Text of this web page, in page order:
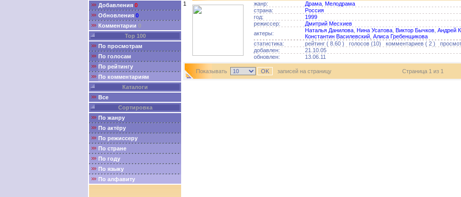
Добавления 0
Обновления 0
Комментарии 0
Top 100
По просмотрам
По голосам
По рейтингу
По комментариям
Каталоги
Все
Сортировка
По жанру
По актёру
По режиссеру
По стране
По году
По языку
По алфавиту
1
жанр: Драма Мелодрама
страна:
Россия
год:
1999
режиссер:
Дмитрий Месхиев
актеры:
Наталья Данилова Нина Усатова Виктор Бычков Андрей
Константин Василевский Алиса Гребенщикова
статистика:
рейтинг ( 8.60 ) голосов (10) комментариев ( 2 )
добавлен:
21.10.05
обновлен:
13.06.11
Показывать записей на страницу Страница 1 из 1